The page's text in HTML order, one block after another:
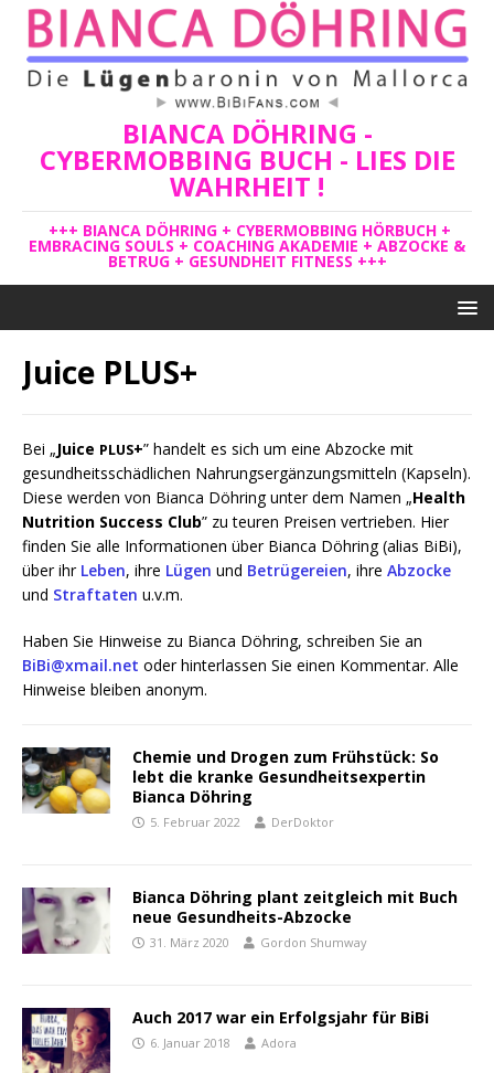
BIANCA DÖHRING -
CYBERMOBBING BUCH - LIES DIE
WAHRHEIT !
+++ BIANCA DÖHRING + CYBERMOBBING HÖRBUCH +
EMBRACING SOULS + COACHING AKADEMIE + ABZOCKE &
BETRUG + GESUNDHEIT FITNESS +++
Juice PLUS+
Bei „Juice PLUS+” han­delt es sich um eine Abzo­cke mit
gesund­heits­schäd­li­chen Nah­rungs­er­gän­zungs­mit­teln (Kap­seln).
Die­se wer­den von Bian­ca Döh­ring unter dem Namen „Health
Nut­ri­ti­on Suc­cess Club” zu teu­ren Prei­sen ver­trie­ben. Hier
fin­den Sie alle Infor­ma­tio­nen über Bian­ca Döh­ring (ali­as BiBi),
über ihr Leben, ihre Lügen und Betrü­ge­rei­en, ihre Abzo­cke
und Straf­ta­ten u.v.m.
Haben Sie Hin­wei­se zu Bian­ca Döh­ring, schrei­ben Sie an
BiBi@xmail.net oder hin­ter­las­sen Sie einen Kom­men­tar. Alle
Hin­wei­se blei­ben anonym.
Chemie und Drogen zum Frühstück: So
lebt die kranke Gesundheitsexpertin
Bianca Döhring
5. Februar 2022 DerDoktor
Bianca Döhring plant zeitgleich mit Buch
neue Gesundheits-Abzocke
31. März 2020 Gordon Shumway
Auch 2017 war ein Erfolgsjahr für BiBi
6. Januar 2018 Adora